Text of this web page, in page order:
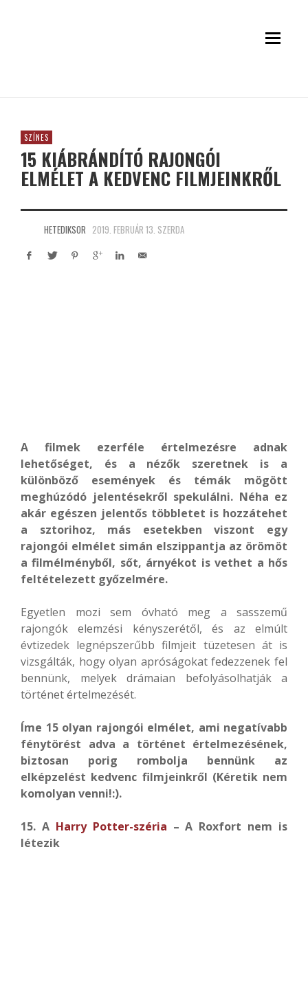
SZÍNES
15 KIÁBRÁNDÍTÓ RAJONGÓI
ELMÉLET A KEDVENC FILMJEINKRŐL
HETEDIKSOR 2019. FEBRUÁR 13. SZERDA
A filmek ezerféle értelmezésre adnak
lehetőséget, és a nézők szeretnek is a
különböző események és témák mögött
meghúzódó jelentésekről spekulálni. Néha ez
akár egészen jelentős többletet is hozzátehet
a sztorihoz, más esetekben viszont egy
rajongói elmélet simán elszippantja az örömöt
a filmélményből, sőt, árnyékot is vethet a hős
feltételezett győzelmére.
Egyetlen mozi sem óvható meg a sasszemű
rajongók elemzési kényszerétől, és az elmúlt
évtizedek legnépszerűbb filmjeit tüzetesen át is
vizsgálták, hogy olyan apróságokat fedezzenek fel
bennünk, melyek drámaian befolyásolhatják a
történet értelmezését.
Íme 15 olyan rajongói elmélet, ami negatívabb
fénytörést adva a történet értelmezésének,
biztosan porig rombolja bennünk az
elképzelést kedvenc filmjeinkről (Kéretik nem
komolyan venni!:).
15. A Harry Potter-széria – A Roxfort nem is
létezik